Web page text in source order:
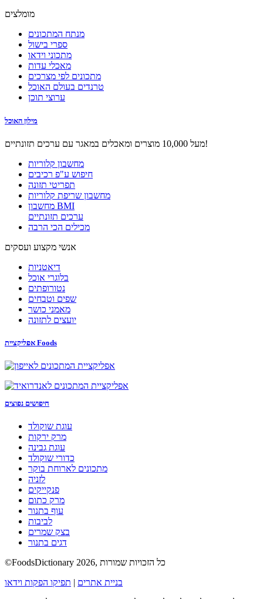
מומלצים
מנתח המתכונים
ספרי בישול
מתכוני וידאו
מאכלי עדות
מתכונים לפי מצרכים
טרנדים בעולם האוכל
ערוצי תוכן
מילון האוכל
מעל 10,000 מוצרים ומאכלים במאגר עם ערכים תזונתיים!
מחשבון קלוריות
חיפוש ע"פ רכיבים
תפריטי תזונה
מחשבון שריפת קלוריות
מחשבון BMI
ערכים תזונתיים
מכילים הכי הרבה
אנשי מקצוע ועסקים
דיאטניות
בלוגרי אוכל
נטורופתים
שפים וטבחים
מאמני כושר
יועצים לתזונה
אפליקציית Foods
חיפושים נפוצים
עוגת שוקולד
מרק ירקות
עוגת גבינה
כדורי שוקולד
מתכונים לארוחת בוקר
לזניה
פנקייקים
מרק כתום
עוף בתנור
לביבות
בצק שמרים
דגים בתנור
©FoodsDictionary 2026, כל הזכויות שמורות
בניית אתרים
תפיקו הפקות וידאו